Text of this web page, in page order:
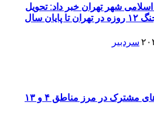
شهر تهران خبر داد: تحویل
سال
سردبیر
هم افزایی برای رفع چالش‌های مشترک در مرز مناطق ۴ و ۱۳